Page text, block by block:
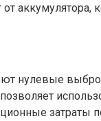
нулевые
затраты